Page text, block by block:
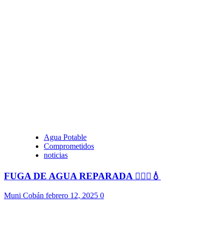
Agua Potable
Comprometidos
noticias
FUGA DE AGUA REPARADA 👷🏻‍♂️💧
Muni Cobán febrero 12, 2025 0